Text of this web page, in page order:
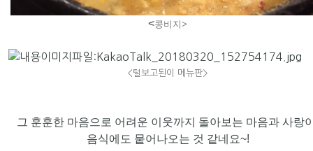
<콩비지>
<털보고된이 메뉴판>
그 훈훈한 마음으로 어려운 이웃까지 돌아보는 마음과 사랑
음식에도 뭍어나오는 것 같네요~!